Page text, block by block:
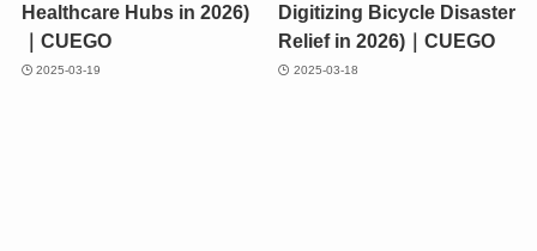
Healthcare Hubs in 2026)
｜CUEGO
2025-03-19
Digitizing Bicycle Disaster
Relief in 2026)｜CUEGO
2025-03-18